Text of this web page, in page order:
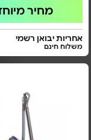
מחיר
אחריות יבואן רשמי
משלוח חינם